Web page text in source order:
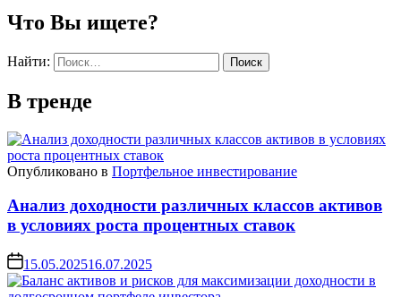
Что Вы ищете?
Найти:
В тренде
Опубликовано в Портфельное инвестирование
Анализ доходности различных классов активов
в условиях роста процентных ставок
15.05.202516.07.2025